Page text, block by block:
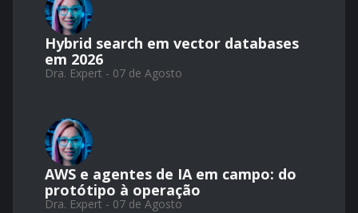
Hybrid search em vector databases
em 2026
Dra. Expert - 07 de Agosto
AWS e agentes de IA em campo: do
protótipo à operação
Dra. Expert - 07 de Agosto